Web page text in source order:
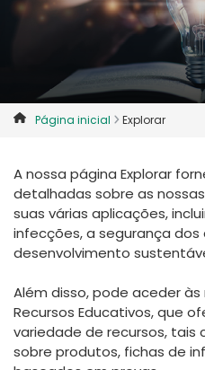
Canada,
China
Colombia
Denmark
France
Página inicial Explorar
A nossa página Explorar
detalhadas sobre as
suas várias aplicações,
infecções, a segurança
desenvolvimento
Além disso, pode aceder
Recursos Educativos, que
variedade de recursos,
sobre produtos, fichas de